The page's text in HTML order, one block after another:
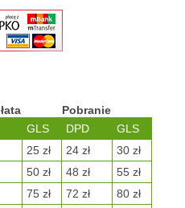
Pobranie
GLS DPD
GLS
25 zł 24 zł
30 zł
50 zł 48 zł
55 zł
75 zł 72 zł
80 zł